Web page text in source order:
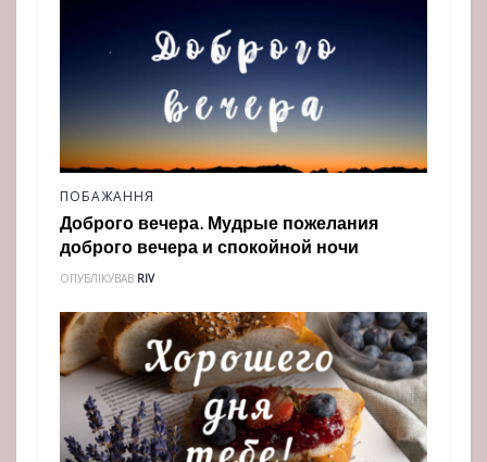
ПОБАЖАННЯ
Доброго вечера. Мудрые пожелания
доброго вечера и спокойной ночи
ОПУБЛІКУВАВ RIV